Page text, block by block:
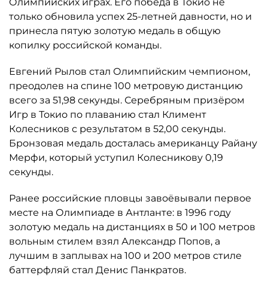
только обновила успех 25-летней давности, но и
принесла пятую золотую медаль в общую
копилку российской команды.
Евгений Рылов стал Олимпийским чемпионом,
преодолев на спине 100 метровую дистанцию
всего за 51,98 секунды. Серебряным призёром
Игр в Токио по плаванию стал Климент
Колесников с результатом в 52,00 секунды.
Бронзовая медаль досталась американцу Райану
Мерфи, который уступил Колесникову 0,19
секунды.
Ранее российские пловцы завоёвывали первое
месте на Олимпиаде в Антланте: в 1996 году
золотую медаль на дистанциях в 50 и 100 метров
вольным стилем взял Александр Попов, а
лучшим в заплывах на 100 и 200 метров стиле
баттерфляй стал Денис Панкратов.